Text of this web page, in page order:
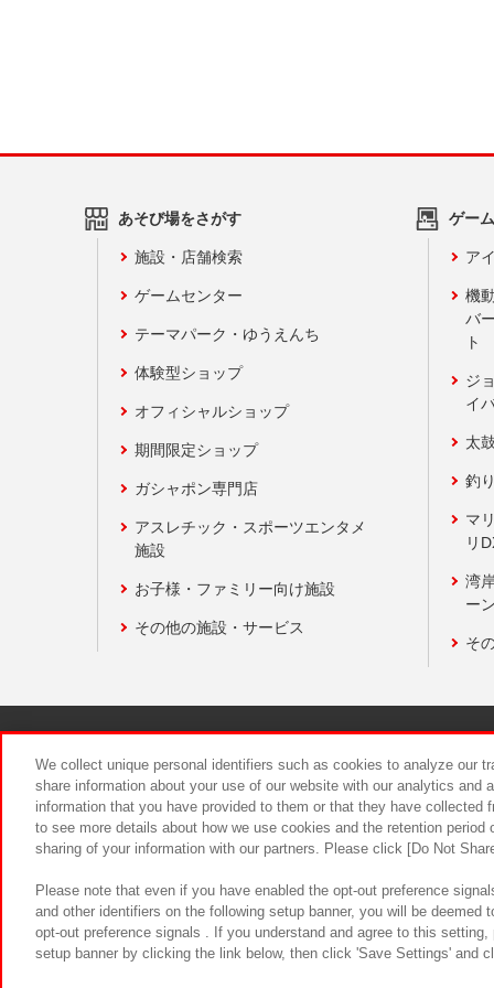
あそび場をさがす
施設・店舗検索
ゲームセンター
テーマパーク・ゆうえんち
体験型ショップ
オフィシャルショップ
期間限定ショップ
ガシャポン専門店
アスレチック・スポーツエンタメ
施設
お子様・ファミリー向け施設
その他の施設・サービス
ゲー
ア
機
バ
ト
ジ
イ
太
釣
マ
リ
湾
ー
そ
食品のご
We collect unique personal identifiers such as cookies to analyze our
share information about your use of our website with our analytics and
information that you have provided to them or that they have
to see more details about how we use cookies and the retention
sharing of your information with our partners. Please click [Do Not
Please note that even if you have enabled the opt-out preference
and other identifiers on the following setup banner, you will be
opt-out preference signals . If you understand and agree to this
setup banner by clicking the link below, then click 'Save Settings' and